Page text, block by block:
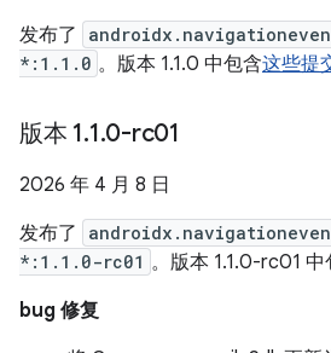
发布了
*:1.1.0 。版本 1.1.0 中包含这些提
版本 1.1.0-rc01
2026 年 4 月 8 日
发布了
*:1.1.0-rc01 。版本 1.1.0-rc01 中
bug 修复